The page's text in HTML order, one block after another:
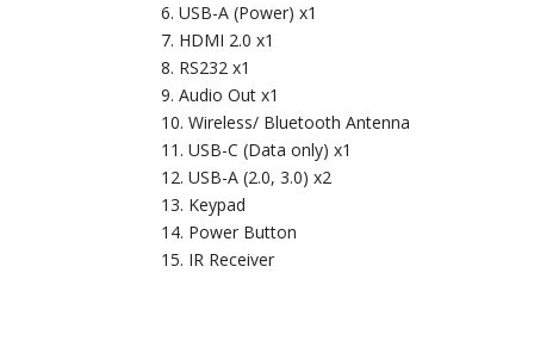
USB-A (Power) x1
HDMI 2.0 x1
RS232 x1
Audio Out x1
Wireless/ Bluetooth Antenna
USB-C (Data only) x1
USB-A (2.0, 3.0) x2
Keypad
Power Button
IR Receiver